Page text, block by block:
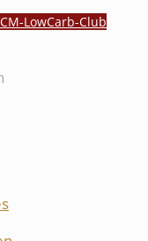
LowCarb-Club